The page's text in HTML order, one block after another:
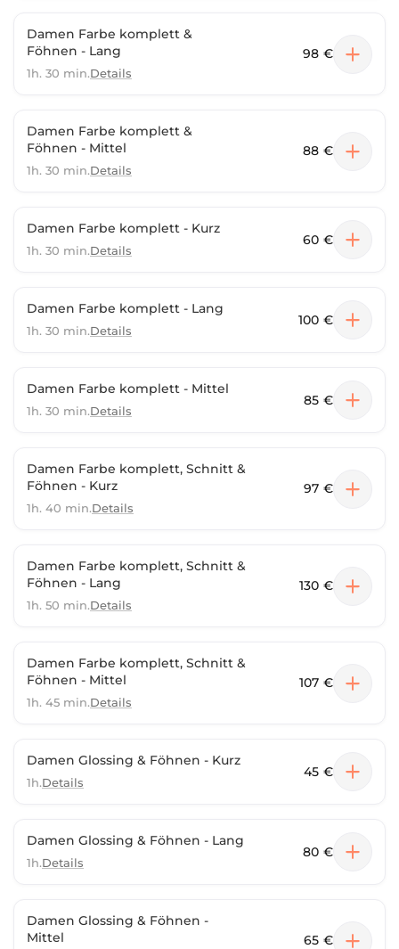
Damen Farbe komplett &
Föhnen - Lang
1h. 30 min.Details
98 €
Damen Farbe komplett &
Föhnen - Mittel
1h. 30 min.Details
88 €
Damen Farbe komplett - Kurz
1h. 30 min.Details
60 €
Damen Farbe komplett - Lang
1h. 30 min.Details
100 €
Damen Farbe komplett - Mittel
1h. 30 min.Details
85 €
Damen Farbe komplett, Schnitt &
Föhnen - Kurz
1h. 40 min.Details
97 €
Damen Farbe komplett, Schnitt &
Föhnen - Lang
1h. 50 min.Details
130 €
Damen Farbe komplett, Schnitt &
Föhnen - Mittel
1h. 45 min.Details
107 €
Damen Glossing & Föhnen - Kurz
1h.Details
45 €
Damen Glossing & Föhnen - Lang
1h.Details
80 €
Damen Glossing & Föhnen -
Mittel
65 €